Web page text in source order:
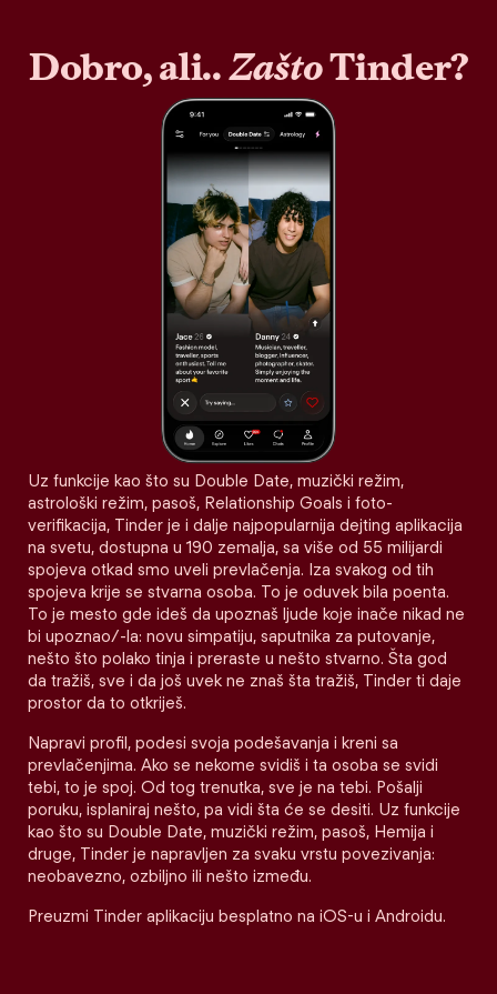
Dobro, ali..ZaštoTinder?
Uz funkcije kao što su Double Date, muzički režim,
astrološki režim, pasoš, Relationship Goals i foto-
verifikacija, Tinder je i dalje najpopularnija dejting aplikacija
na svetu, dostupna u 190 zemalja, sa više od 55 milijardi
spojeva otkad smo uveli prevlačenja. Iza svakog od tih
spojeva krije se stvarna osoba. To je oduvek bila poenta.
To je mesto gde ideš da upoznaš ljude koje inače nikad ne
bi upoznao/-la: novu simpatiju, saputnika za putovanje,
nešto što polako tinja i preraste u nešto stvarno. Šta god
da tražiš, sve i da još uvek ne znaš šta tražiš, Tinder ti daje
prostor da to otkriješ.
Napravi profil, podesi svoja podešavanja i kreni sa
prevlačenjima. Ako se nekome svidiš i ta osoba se svidi
tebi, to je spoj. Od tog trenutka, sve je na tebi. Pošalji
poruku, isplaniraj nešto, pa vidi šta će se desiti. Uz funkcije
kao što su Double Date, muzički režim, pasoš, Hemija i
druge, Tinder je napravljen za svaku vrstu povezivanja:
neobavezno, ozbiljno ili nešto između.
Preuzmi Tinder aplikaciju besplatno na iOS-u i Androidu.